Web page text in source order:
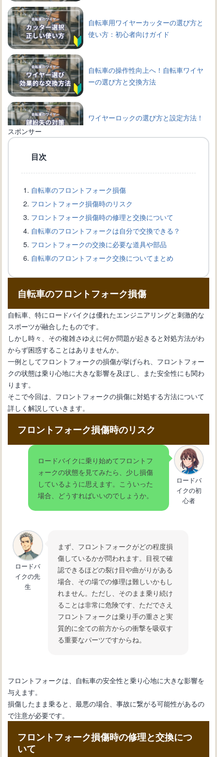
自転車用ワイヤーカッターの選び方と
使い方：初心者向けガイド
自転車の操作性向上へ！自転車ワイヤ
ーの選び方と交換方法
ワイヤーロックの選び方と設定方法！
順と必要道具を詳しく解説
自転車愛好家必見！ブレーキワイヤー
の選び方と交換方法を解説
自転車盗難から身を守る！ワイヤーロ
自転車の新しい変速機の取り付け方
法：正確な設置手順を知ろう
自転車初心者のためのメンテナンス
術：変速機のワイヤー交換
自転車の内装変速機の仕組みとメンテ
ナンス方法を理解しよう
自転車の変速機が動かない：その原因
と解決法を紹介
自転車の変速機の使い方：基本操作と
効果的なギア選択法
自転車の変速機が故障：修理方法と必
要なツール
自転車初心者必見！変速機の仕組みと
使い方を徹底解説
スポンサー
目次
自転車のフロントフォーク損傷
フロントフォーク損傷時のリスク
フロントフォーク損傷時の修理と交換について
自転車のフロントフォークは自分で交換できる？
フロントフォークの交換に必要な道具や部品
自転車のフロントフォーク交換についてまとめ
自転車のフロントフォーク損傷
自転車、特にロードバイクは優れたエンジニアリングと刺激的な
スポーツが融合したものです。
しかし時々、その複雑さゆえに何か問題が起きると対処方法がわ
からず困惑することはありませんか。
一例としてフロントフォークの損傷が挙げられ、フロントフォー
クの状態は乗り心地に大きな影響を及ぼし、また安全性にも関わ
ります。
そこで今回は、フロントフォークの損傷に対処する方法について
詳しく解説していきます。
フロントフォーク損傷時のリスク
ロードバイクに乗り始めてフロントフ
ォークの状態を見てみたら、少し損傷
しているように思えます。こういった
場合、どうすればいいのでしょうか。
ロードバ
イクの初
心者
ロードバ
イクの先
生
まず、フロントフォークがどの程度損
傷しているかが問われます。目視で確
認できるほどの裂け目や曲がりがある
場合、その場での修理は難しいかもし
れません。ただし、そのまま乗り続け
ることは非常に危険です、ただでさえ
フロントフォークは乗り手の重さと実
質的に全ての前方からの衝撃を吸収す
る重要なパーツですからね。
フロントフォークは、自転車の安全性と乗り心地に大きな影響を
与えます。
損傷したまま乗ると、最悪の場合、事故に繋がる可能性があるの
で注意が必要です。
フロントフォーク損傷時の修理と交換につ
いて